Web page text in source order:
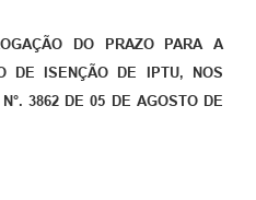
DO PRAZO PARA A
DE ISENÇÃO DE IPTU, NOS
3862 DE 05 DE AGOSTO DE